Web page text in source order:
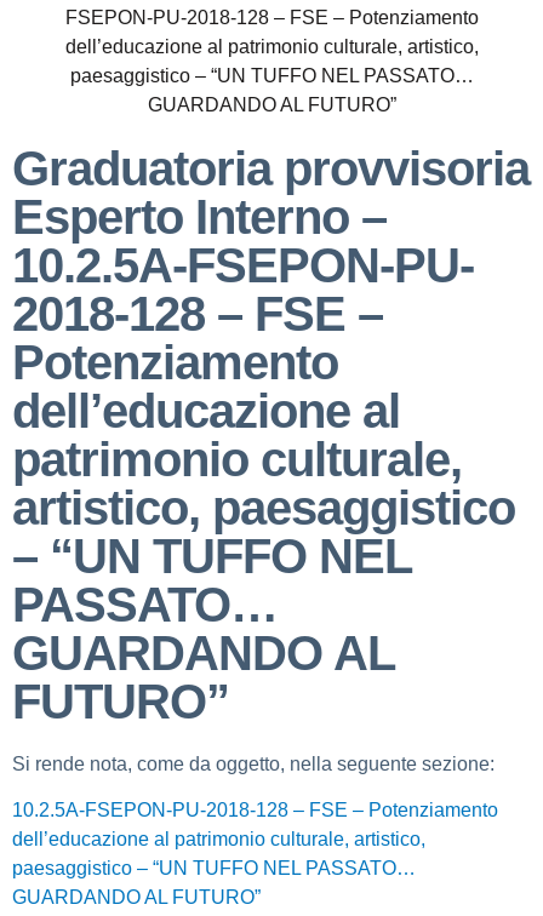
FSEPON-PU-2018-128 – FSE – Potenziamento
dell’educazione al patrimonio culturale, artistico,
paesaggistico – “UN TUFFO NEL PASSATO…
GUARDANDO AL FUTURO”
Graduatoria provvisoria
Esperto Interno –
10.2.5A-FSEPON-PU-
2018-128 – FSE –
Potenziamento
dell’educazione al
patrimonio culturale,
artistico, paesaggistico
– “UN TUFFO NEL
PASSATO…
GUARDANDO AL
FUTURO”
Si rende nota, come da oggetto, nella seguente sezione:
10.2.5A-FSEPON-PU-2018-128 – FSE – Potenziamento
dell’educazione al patrimonio culturale, artistico,
paesaggistico – “UN TUFFO NEL PASSATO…
GUARDANDO AL FUTURO”